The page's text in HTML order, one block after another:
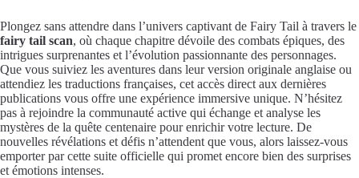
Plongez sans attendre dans l’univers captivant de Fairy Tail à travers le
fairy tail scan, où chaque chapitre dévoile des combats épiques, des
intrigues surprenantes et l’évolution passionnante des personnages.
Que vous suiviez les aventures dans leur version originale anglaise ou
attendiez les traductions françaises, cet accès direct aux dernières
publications vous offre une expérience immersive unique. N’hésitez
pas à rejoindre la communauté active qui échange et analyse les
mystères de la quête centenaire pour enrichir votre lecture. De
nouvelles révélations et défis n’attendent que vous, alors laissez-vous
emporter par cette suite officielle qui promet encore bien des surprises
et émotions intenses.